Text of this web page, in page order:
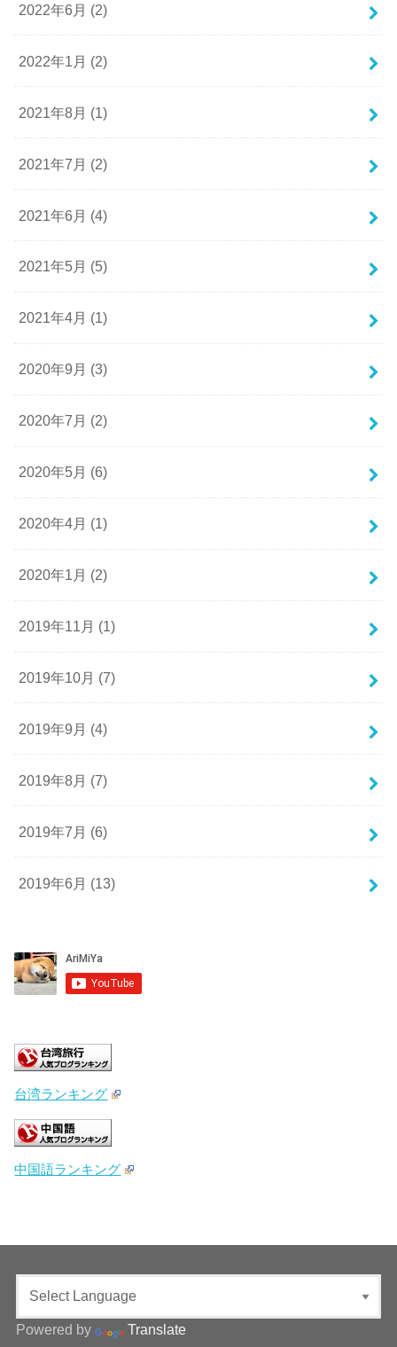
2022年6月 (2)
2022年1月 (2)
2021年8月 (1)
2021年7月 (2)
2021年6月 (4)
2021年5月 (5)
2021年4月 (1)
2020年9月 (3)
2020年7月 (2)
2020年5月 (6)
2020年4月 (1)
2020年1月 (2)
2019年11月 (1)
2019年10月 (7)
2019年9月 (4)
2019年8月 (7)
2019年7月 (6)
2019年6月 (13)
台湾ランキング
中国語ランキング
Powered by Translate